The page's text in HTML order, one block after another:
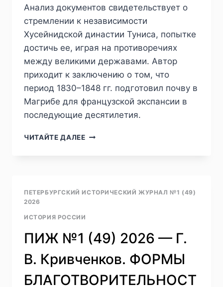
Анализ документов свидетельствует о
стремлении к независимости
Хусейнидской династии Туниса, попытке
достичь ее, играя на противоречиях
между великими державами. Автор
приходит к заключению о том, что
период 1830–1848 гг. подготовил почву в
Магрибе для французской экспансии в
последующие десятилетия.
ЧИТАЙТЕ ДАЛЕЕПИЖ
ФРАНЦУЗСКО-
СОПЕРНИЧЕСТВО
МАГРИБЕ
1830
ПЕТЕРБУРГСКИЙ ИСТОРИЧЕСКИЙ ЖУРНАЛ №1 (49)
2026
ИСТОРИЯ РОССИИ
ПИЖ №1 (49) 2026 — Г.
В. Кривченков. ФОРМЫ
БЛАГОТВОРИТЕЛЬНОСТ